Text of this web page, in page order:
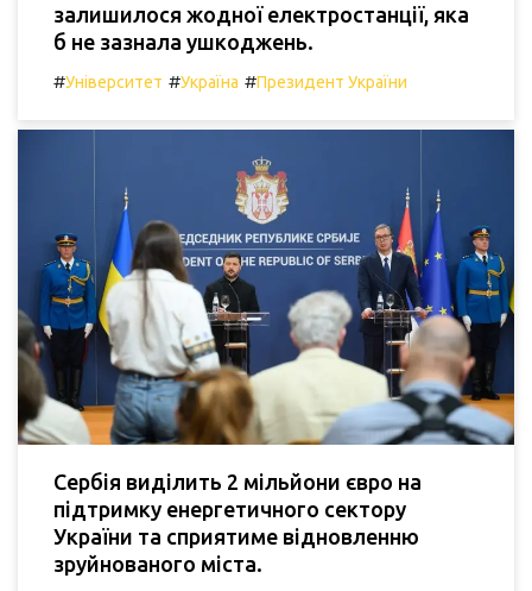
залишилося жодної електростанції, яка
б не зазнала ушкоджень.
#Університет #Україна #Президент України
Сербія виділить 2 мільйони євро на
підтримку енергетичного сектору
України та сприятиме відновленню
зруйнованого міста.